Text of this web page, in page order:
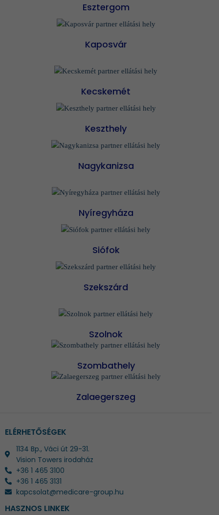
Esztergom
Kaposvár
Kecskemét
Keszthely
Nagykanizsa
Nyíregyháza
Siófok
Szekszárd
Szolnok
Szombathely
Zalaegerszeg
ELÉRHETŐSÉGEK
1134 Bp., Váci út 29-31.
Vision Towers irodaház
+36 1 465 3100
+36 1 465 3131
kapcsolat@medicare-group.hu
HASZNOS LINKEK